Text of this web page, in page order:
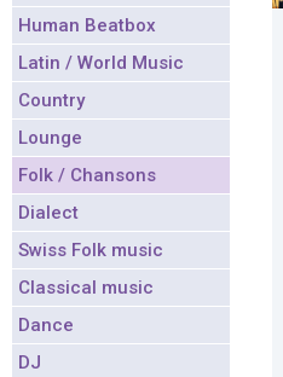
Human Beatbox
Latin / World Music
Country
Lounge
Folk / Chansons
Dialect
Swiss Folk music
Classical music
Dance
DJ